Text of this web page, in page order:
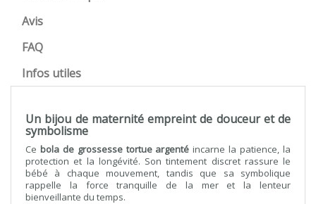
Avis
FAQ
Infos utiles
Un bijou de maternité empreint de douceur et de
symbolisme
Ce bola de grossesse tortue argenté incarne la patience, la
protection et la longévité. Son tintement discret rassure le
bébé à chaque mouvement, tandis que sa symbolique
rappelle la force tranquille de la mer et la lenteur
bienveillante du temps.